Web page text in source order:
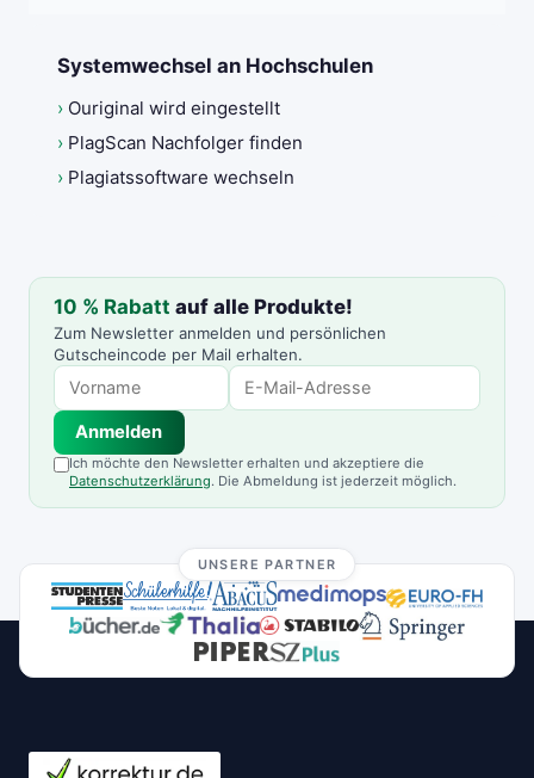
Systemwechsel an Hochschulen
› Ouriginal wird eingestellt
› PlagScan Nachfolger finden
› Plagiatssoftware wechseln
10 % Rabatt auf alle Produkte!
Zum Newsletter anmelden und persönlichen
Gutscheincode per Mail erhalten.
Anmelden
Ich möchte den Newsletter erhalten und akzeptiere die
Datenschutzerklärung. Die Abmeldung ist jederzeit möglich.
UNSERE PARTNER